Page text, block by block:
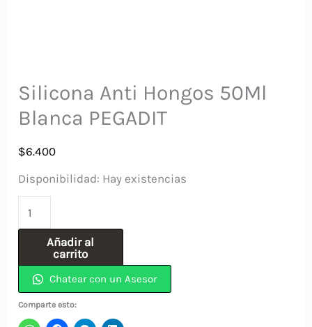
Silicona Anti Hongos 50Ml
Blanca PEGADIT
$6.400
Disponibilidad: Hay existencias
Anti
Hongos
50Ml
Blanca
PEGADIT
Añadir al
carrito
Chatear con un Asesor
Comparte esto: